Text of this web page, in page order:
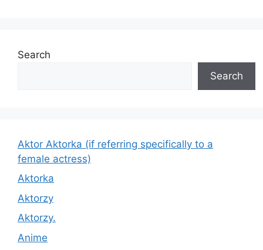
Search
Search
Aktor Aktorka (if referring specifically to a
female actress)
Aktorka
Aktorzy
Aktorzy.
Anime